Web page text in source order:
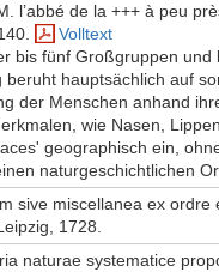
l’abbé de la +++ à peu
Volltext
bis fünf Großgruppen und
hauptsächlich auf
der Menschen anhand
wie Nasen,
geographisch ein,
naturgeschichtlichen
sive miscellanea ex ordre
1728.
naturae systematice